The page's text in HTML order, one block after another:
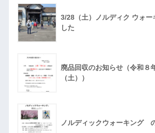
3/28（土）ノルディク ウォー
した
廃品回収のお知らせ（令和８
（土））
ノルディックウォーキング